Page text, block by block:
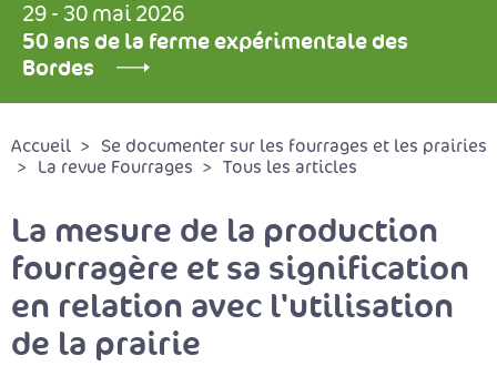
29 - 30 mai 2026
50 ans de la ferme expérimentale des
Bordes
Accueil
Se documenter sur les fourrages et les prairies
La revue Fourrages
Tous les articles
La mesure de la production
fourragère et sa signification
en relation avec l'utilisation
de la prairie